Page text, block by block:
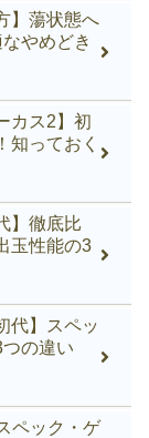
】蕩状態へ
やめどき
カス2】初
知っておく
】徹底比
玉性能の3
代】スペッ
の違い
ペック・ゲ